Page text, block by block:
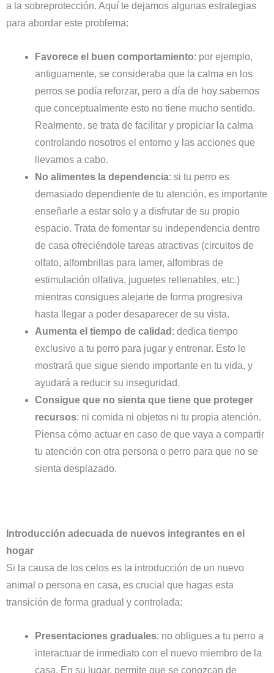
a la sobreprotección. Aquí te dejamos algunas estrategias
para abordar este problema:
Favorece el buen comportamiento: por ejemplo,
antiguamente, se consideraba que la calma en los
perros se podía reforzar, pero a día de hoy sabemos
que conceptualmente esto no tiene mucho sentido.
Realmente, se trata de facilitar y propiciar la calma
controlando nosotros el entorno y las acciones que
llevamos a cabo.
No alimentes la dependencia: si tu perro es
demasiado dependiente de tu atención, es importante
enseñarle a estar solo y a disfrutar de su propio
espacio. Trata de fomentar su independencia dentro
de casa ofreciéndole tareas atractivas (circuitos de
olfato, alfombrillas para lamer, alfombras de
estimulación olfativa, juguetes rellenables, etc.)
mientras consigues alejarte de forma progresiva
hasta llegar a poder desaparecer de su vista.
Aumenta el tiempo de calidad : dedica tiempo
exclusivo a tu perro para jugar y entrenar. Esto le
mostrará que sigue siendo importante en tu vida, y
ayudará a reducir su inseguridad.
Consigue que no sienta que tiene que proteger
recursos: ni comida ni objetos ni tu propia atención.
Piensa cómo actuar en caso de que vaya a compartir
tu atención con otra persona o perro para que no se
sienta desplazado.
Introducción adecuada de nuevos integrantes en el
hogar
Si la causa de los celos es la introducción de un nuevo
animal o persona en casa, es crucial que hagas esta
transición de forma gradual y controlada:
Presentaciones graduales: no obligues a tu perro a
interactuar de inmediato con el nuevo miembro de la
casa. En su lugar, permite que se conozcan de